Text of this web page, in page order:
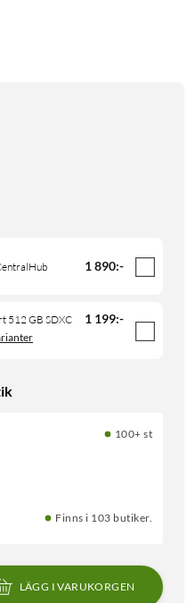
1 890:-
512 GB SDXC 1 199:-
100+ st
Finns i 103 butiker.
LÄGG I VARUKORGEN